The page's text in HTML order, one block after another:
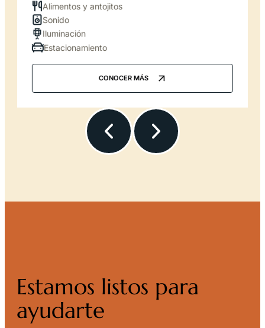
Alimentos y antojitos
Sonido
Iluminación
Estacionamiento
CONOCER MÁS
Estamos listos para
ayudarte